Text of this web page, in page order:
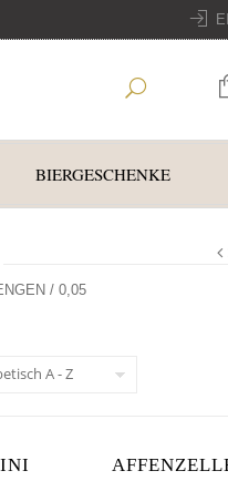
BIERGESCHENKE
/ 0,05